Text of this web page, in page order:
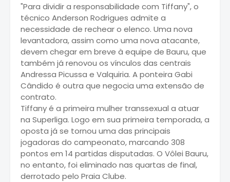
"Para dividir a responsabilidade com Tiffany", o
técnico Anderson Rodrigues admite a
necessidade de rechear o elenco. Uma nova
levantadora, assim como uma nova atacante,
devem chegar em breve à equipe de Bauru, que
também já renovou os vínculos das centrais
Andressa Picussa e Valquiria. A ponteira Gabi
Cândido é outra que negocia uma extensão de
contrato.
Tiffany é a primeira mulher transsexual a atuar
na Superliga. Logo em sua primeira temporada, a
oposta já se tornou uma das principais
jogadoras do campeonato, marcando 308
pontos em 14 partidas disputadas. O Vôlei Bauru,
no entanto, foi eliminado nas quartas de final,
derrotado pelo Praia Clube.